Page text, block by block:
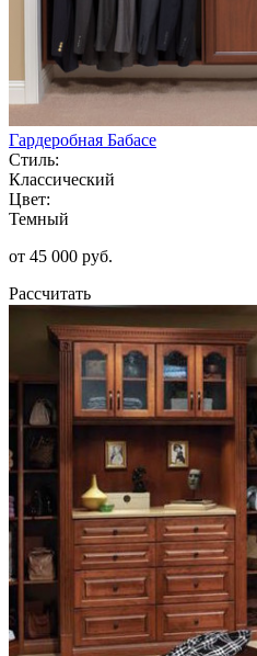
Гардеробная Бабасе
Стиль:
Классический
Цвет:
Темный
от 45 000 руб.
Рассчитать